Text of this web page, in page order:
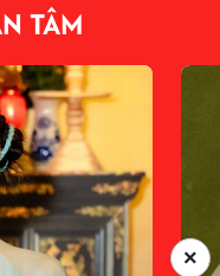
TÂM
×